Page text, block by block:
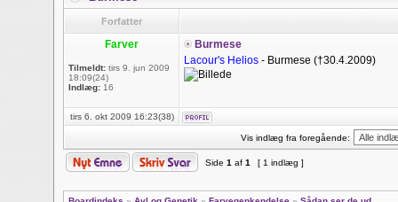
Forfatter
Farver
Tilmeldt: tirs 9. jun 2009
18:09(24)
Indlæg: 16
Burmese
Lacour's Helios - Burmese (†30.4.2009)
tirs 6. okt 2009 16:23(38)
Vis indlæg fra foregående:
Side 1 af 1 [ 1 indlæg ]